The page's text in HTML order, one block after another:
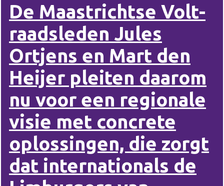
De Maastrichtse Volt-
raadsleden Jules
Ortjens en Mart den
Heijer pleiten daarom
nu voor een regionale
visie met concrete
oplossingen, die zorgt
dat internationals de